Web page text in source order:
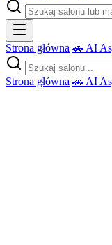
Strona główna 🚗 AI
Strona główna 🚗 AI